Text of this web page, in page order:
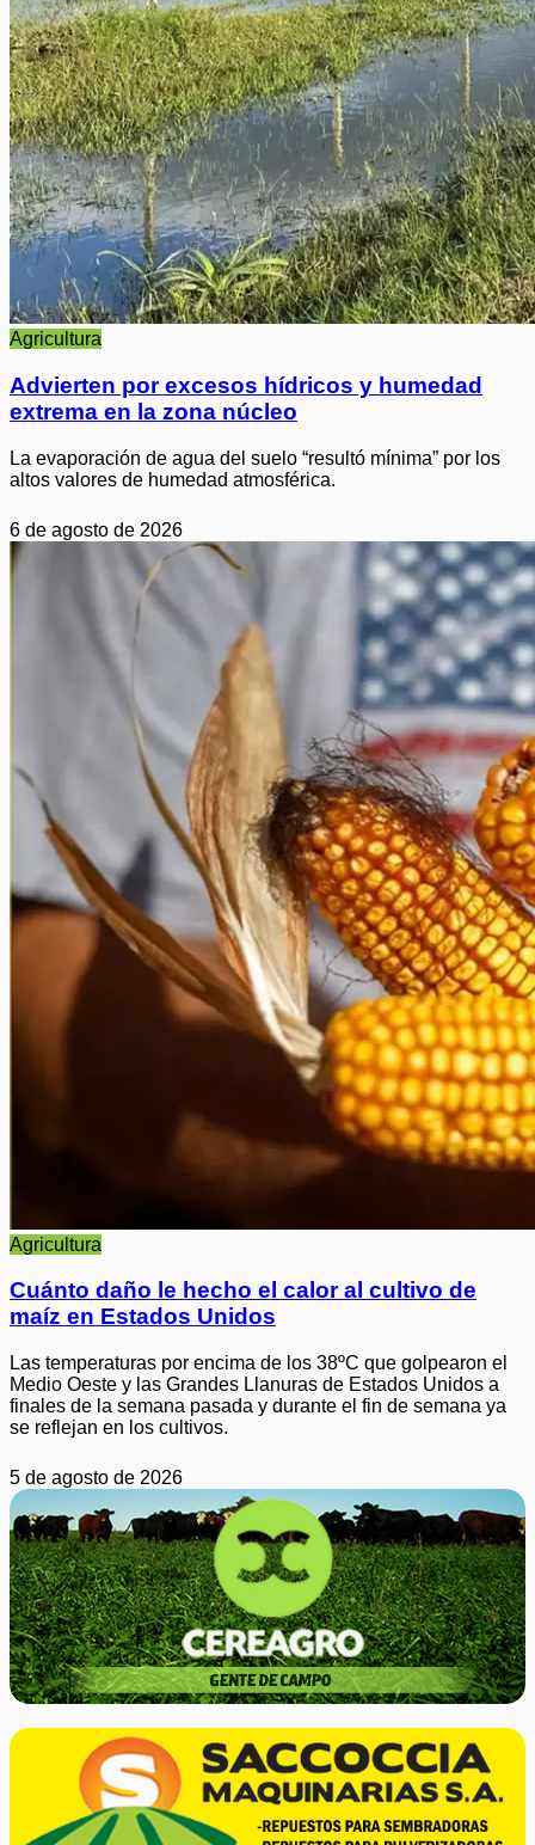
Agricultura
Advierten por excesos hídricos y humedad
extrema en la zona núcleo
La evaporación de agua del suelo “resultó mínima” por los
altos valores de humedad atmosférica.
6 de agosto de 2026
Agricultura
Cuánto daño le hecho el calor al cultivo de
maíz en Estados Unidos
Las temperaturas por encima de los 38ºC que golpearon el
Medio Oeste y las Grandes Llanuras de Estados Unidos a
finales de la semana pasada y durante el fin de semana ya
se reflejan en los cultivos.
5 de agosto de 2026